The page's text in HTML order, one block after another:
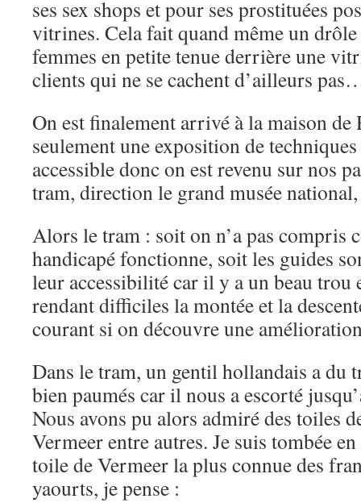
ses sex shops et pour ses prostituées
vitrines. Cela fait quand même un
femmes en petite tenue derrière une
clients qui ne se cachent d’ailleurs
On est finalement arrivé à la maison de
seulement une exposition de
accessible donc on est revenu sur nos
tram, direction le grand musée
Alors le tram : soit on n’a pas compris
handicapé fonctionne, soit les guides
leur accessibilité car il y a un beau trou
rendant difficiles la montée et la
courant si on découvre une
Dans le tram, un gentil hollandais a du
bien paumés car il nous a escorté
Nous avons pu alors admiré des toiles
Vermeer entre autres. Je suis tombée
toile de Vermeer la plus connue des
yaourts, je pense :